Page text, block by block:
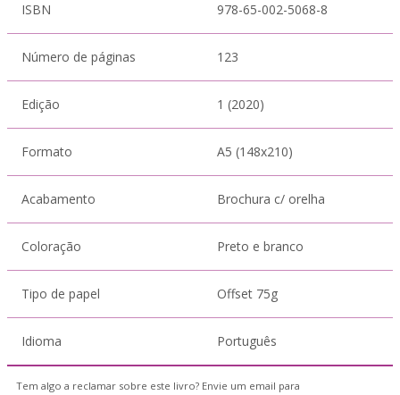
ISBN 978-65-002-5068-8
Número de páginas 123
Edição 1 (2020)
Formato A5 (148x210)
Acabamento Brochura c/ orelha
Coloração Preto e branco
Tipo de papel Offset 75g
Idioma Português
Tem algo a reclamar sobre este livro? Envie um email para